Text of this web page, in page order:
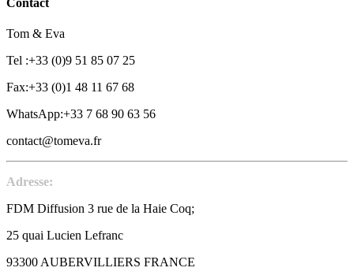
Contact
Tom & Eva
Tel :+33 (0)9 51 85 07 25
Fax:+33 (0)1 48 11 67 68
WhatsApp:+33 7 68 90 63 56
contact@tomeva.fr
Adresse:
FDM Diffusion 3 rue de la Haie Coq;
25 quai Lucien Lefranc
93300 AUBERVILLIERS FRANCE